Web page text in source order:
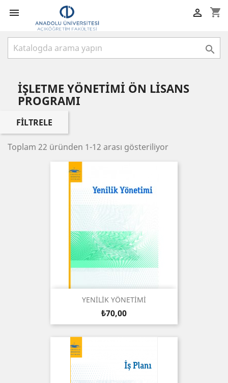
 shopping_cart


İŞLETME YÖNETİMİ ÖN LİSANS
PROGRAMI
FILTRELE
Toplam 22 üründen 1-12 arası gösteriliyor
YENİLİK YÖNETİMİ
Fiyat
₺70,00